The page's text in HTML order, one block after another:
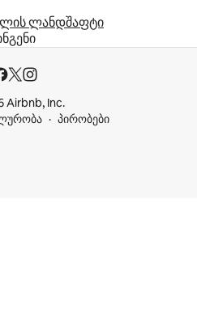
ლანდშაფტი
Airbnb, Inc.
პირობები